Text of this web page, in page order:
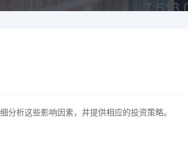
分析这些影响因素，并提供相应的投资策略。